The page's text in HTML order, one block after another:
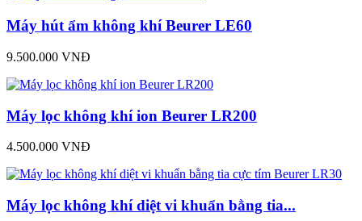
Máy hút ẩm không khí Beurer LE60
9.500.000 VNĐ
Máy lọc không khí ion Beurer LR200
4.500.000 VNĐ
Máy lọc không khí diệt vi khuẩn bằng tia...